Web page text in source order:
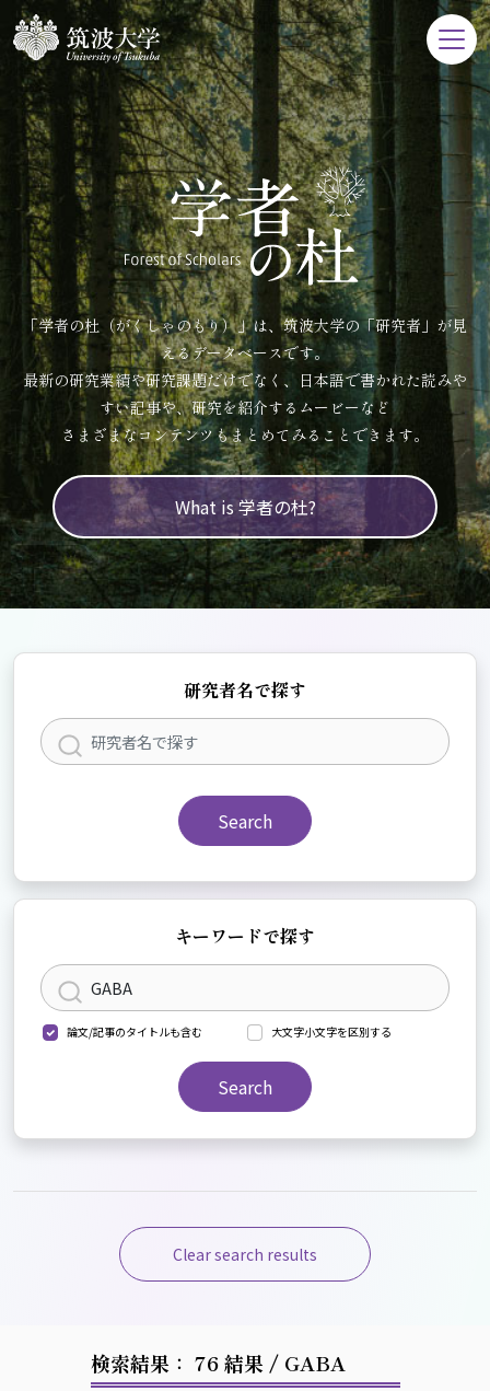
「学者の杜（がくしゃのもり）」は、筑波大学の「研究者」が見
えるデータベースです。
最新の研究業績や研究課題だけでなく、日本語で書かれた読みや
すい記事や、研究を紹介するムービーなど
さまざまなコンテンツもまとめてみることできます。
What is 学者の杜?
研究者名で探す
Search
キーワードで探す
論文/記事のタイトルも含む 大文字小文字を区別する
Search
Clear search results
検索結果： 76 結果 / GABA